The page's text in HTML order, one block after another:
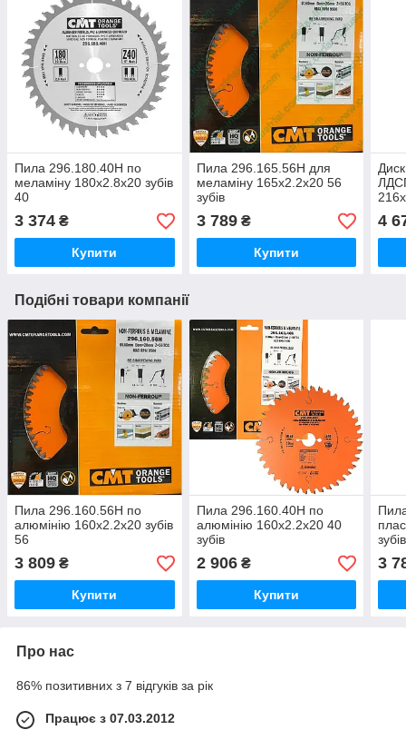
Пила 296.180.40H по
меламіну 180x2.8x20 зубів
40
3 374 ₴
Купити
Пила 296.165.56H для
меламіну 165х2.2х20 56
зубів
3 789₴
Купити
4
Подібні товари компанії
Пила 296.160.56H по
алюмінію 160х2.2х20 зубів
56
3 809 ₴
Купити
Пила 296.160.40H по
алюмінію 160х2.2х20 40
зубів
2 906₴
Купити
зубів
3
Про нас
86% позитивних з 7 відгуків за рік
Працює з 07.03.2012